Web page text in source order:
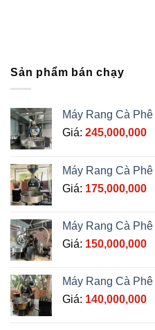
Sản phẩm bán chạy
Máy Rang Cà
Giá: 245,000,000
Máy Rang Cà
Giá: 175,000,000
Máy Rang Cà
Giá: 150,000,000
Máy Rang Cà
Giá: 140,000,000